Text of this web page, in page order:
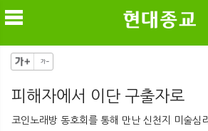
메
피해자에서 이단 구출자로
코인노래방 동호회를 통해 만난 신천지 미술심